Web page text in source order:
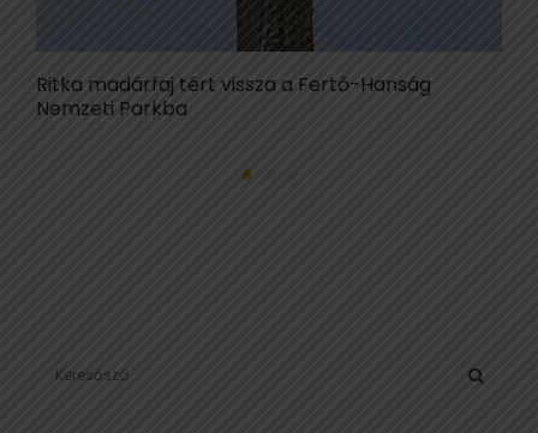
Ritka madárfaj tért vissza a Fertő-Hanság
Nemzeti Parkba